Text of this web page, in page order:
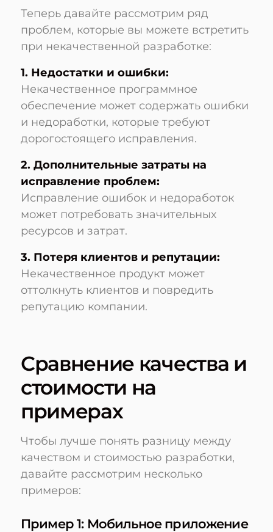
Теперь давайте рассмотрим ряд
проблем, которые вы можете встретить
при некачественной разработке:
1. Недостатки и ошибки:
Некачественное программное
обеспечение может содержать ошибки
и недоработки, которые требуют
дорогостоящего исправления.
2. Дополнительные затраты на
исправление проблем:
Исправление ошибок и недоработок
может потребовать значительных
ресурсов и затрат.
3. Потеря клиентов и репутации:
Некачественное продукт может
оттолкнуть клиентов и повредить
репутацию компании.
Сравнение качества и
стоимости на
примерах
Чтобы лучше понять разницу между
качеством и стоимостью разработки,
давайте рассмотрим несколько
примеров:
Пример 1: Мобильное приложение